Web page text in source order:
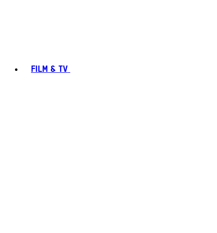
FILM & TV